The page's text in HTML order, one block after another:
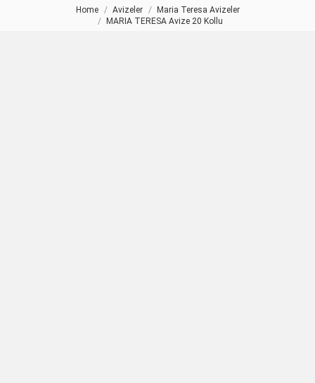
Home Avizeler
Maria Teresa Avizeler
MARIA TERESA Avize 20 Kollu